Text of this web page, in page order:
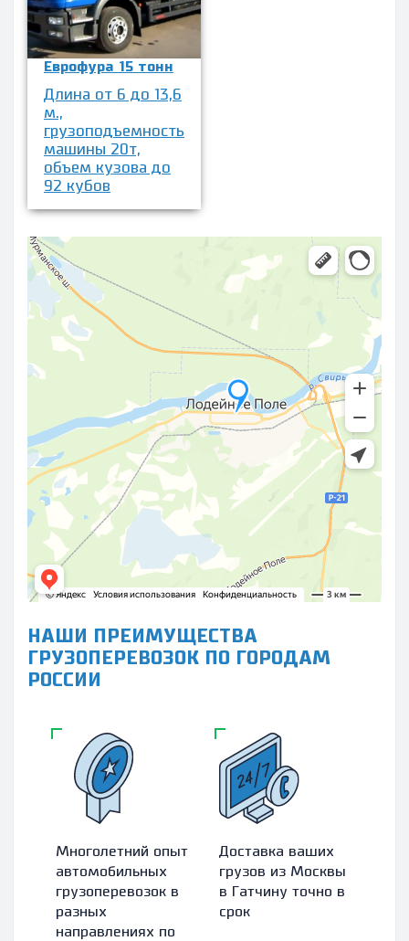
Еврофура 15 тонн
Длина от 6 до 13,6
м.,
грузоподъемность
машины 20т,
объем кузова до
92 кубов
НАШИ ПРЕИМУЩЕСТВА
ГРУЗОПЕРЕВОЗОК ПО ГОРОДАМ
РОССИИ
Многолетний опыт
автомобильных
грузоперевозок в
разных
направлениях по
Доставка ваших
грузов из Москвы
в Гатчину точно в
срок